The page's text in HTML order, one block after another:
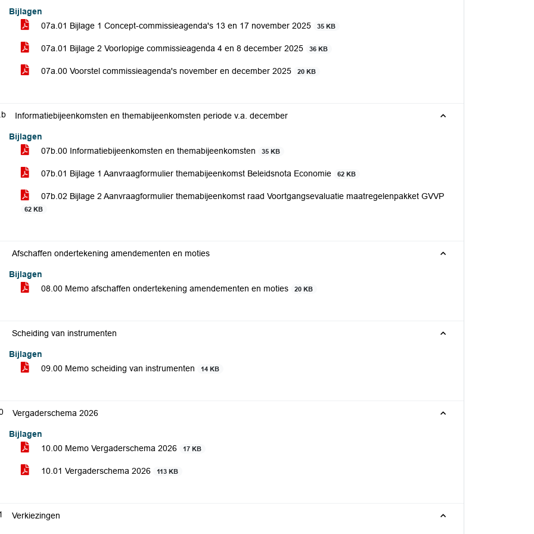
Bijlagen
07a.01 Bijlage 1 Concept-commissieagenda's 13 en 17 november 2025
35 KB
07a.01 Bijlage 2 Voorlopige commissieagenda 4 en 8 december 2025 36 KB
07a.00 Voorstel commissieagenda's november en december 2025 20 KB
Informatiebijeenkomsten en themabijeenkomsten periode v.a. december
Bijlagen
07b.00 Informatiebijeenkomsten en themabijeenkomsten
35 KB
07b.01 Bijlage 1 Aanvraagformulier themabijeenkomst Beleidsnota Economie 62 KB
07b.02 Bijlage 2 Aanvraagformulier themabijeenkomst raad Voortgangsevaluatie maatregelenpakket GVVP
62 KB
Afschaffen ondertekening amendementen en moties
Bijlagen
08.00 Memo afschaffen ondertekening amendementen en moties
20 KB
Scheiding van instrumenten
Bijlagen
09.00 Memo scheiding van instrumenten
14 KB
Vergaderschema 2026
Bijlagen
10.00 Memo Vergaderschema 2026
17 KB
10.01 Vergaderschema 2026 113 KB
Verkiezingen